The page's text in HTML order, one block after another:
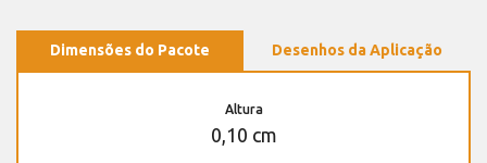
Dimensões do Pacote Desenhos da Aplicação
Altura
0,10 cm